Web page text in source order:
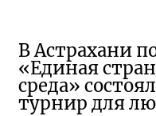
В Астрахани
«Единая
среда»
турнир для